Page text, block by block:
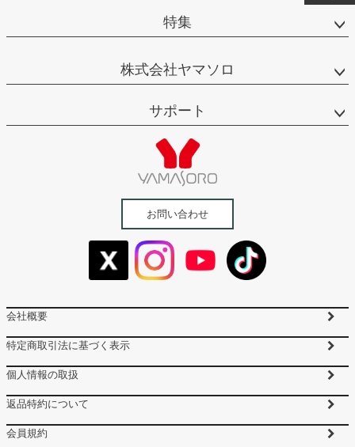
特集
お問い合わせ
株式会社ヤマソロ
サポート
会社概要
特定商取引法に基づく表示
個人情報の取扱
返品特約について
会員規約